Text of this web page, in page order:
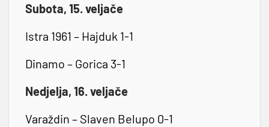
Subota, 15. veljače
Istra 1961 – Hajduk 1-1
Dinamo – Gorica 3-1
Nedjelja, 16. veljače
Varaždin – Slaven Belupo 0-1